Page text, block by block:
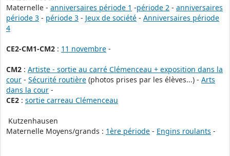
Maternelle - anniversaires période 1 -période 2 - anniversaires
période 3 - période 3 - Jeux de société - Anniversaires période
4
CE2-CM1-CM2 : 11 novembre -
CM2 : Artiste - sortie au carré Clémenceau + exposition dans la
cour - Sécurité routière (photos prises par les élèves...) - Arts
dans la cour -
CE2 : sortie carreau Clémenceau
Kutzenhausen
Maternelle Moyens/grands : 1ère période - Engins roulants -